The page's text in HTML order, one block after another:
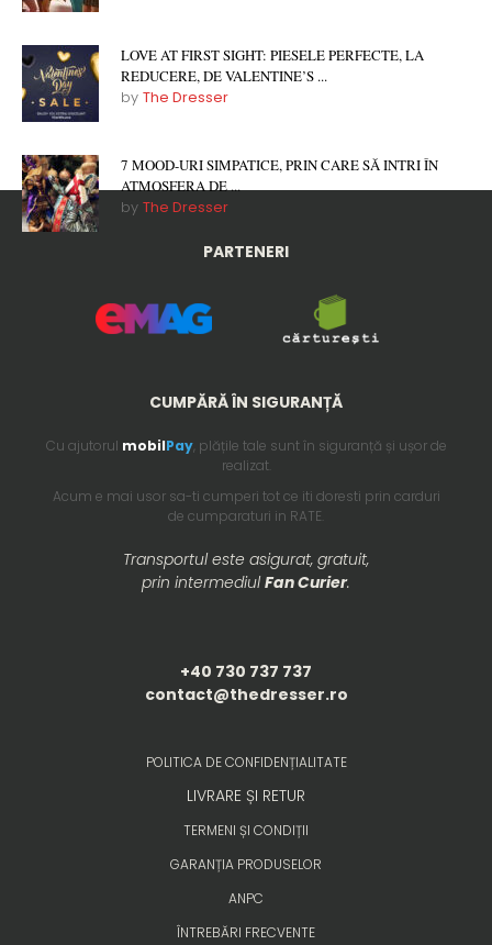
LOVE AT FIRST SIGHT: PIESELE PERFECTE, LA
REDUCERE, DE VALENTINE’S ...
by The Dresser
7 MOOD-URI SIMPATICE, PRIN CARE SĂ INTRI ÎN
ATMOSFERA DE ...
by The Dresser
PARTENERI
CUMPĂRĂ ÎN SIGURANȚĂ
Cu ajutorul mobilPay, plățile tale sunt în siguranță și ușor de
realizat.
Acum e mai usor sa-ti cumperi tot ce iti doresti prin carduri
de cumparaturi in RATE.
Transportul este asigurat, gratuit,
prin intermediulFan Curier.
+40 730 737 737
contact@thedresser.ro
POLITICA DE CONFIDENȚIALITATE
LIVRARE ȘI RETUR
TERMENI ȘI CONDIȚII
GARANȚIA PRODUSELOR
ANPC
ÎNTREBĂRI FRECVENTE